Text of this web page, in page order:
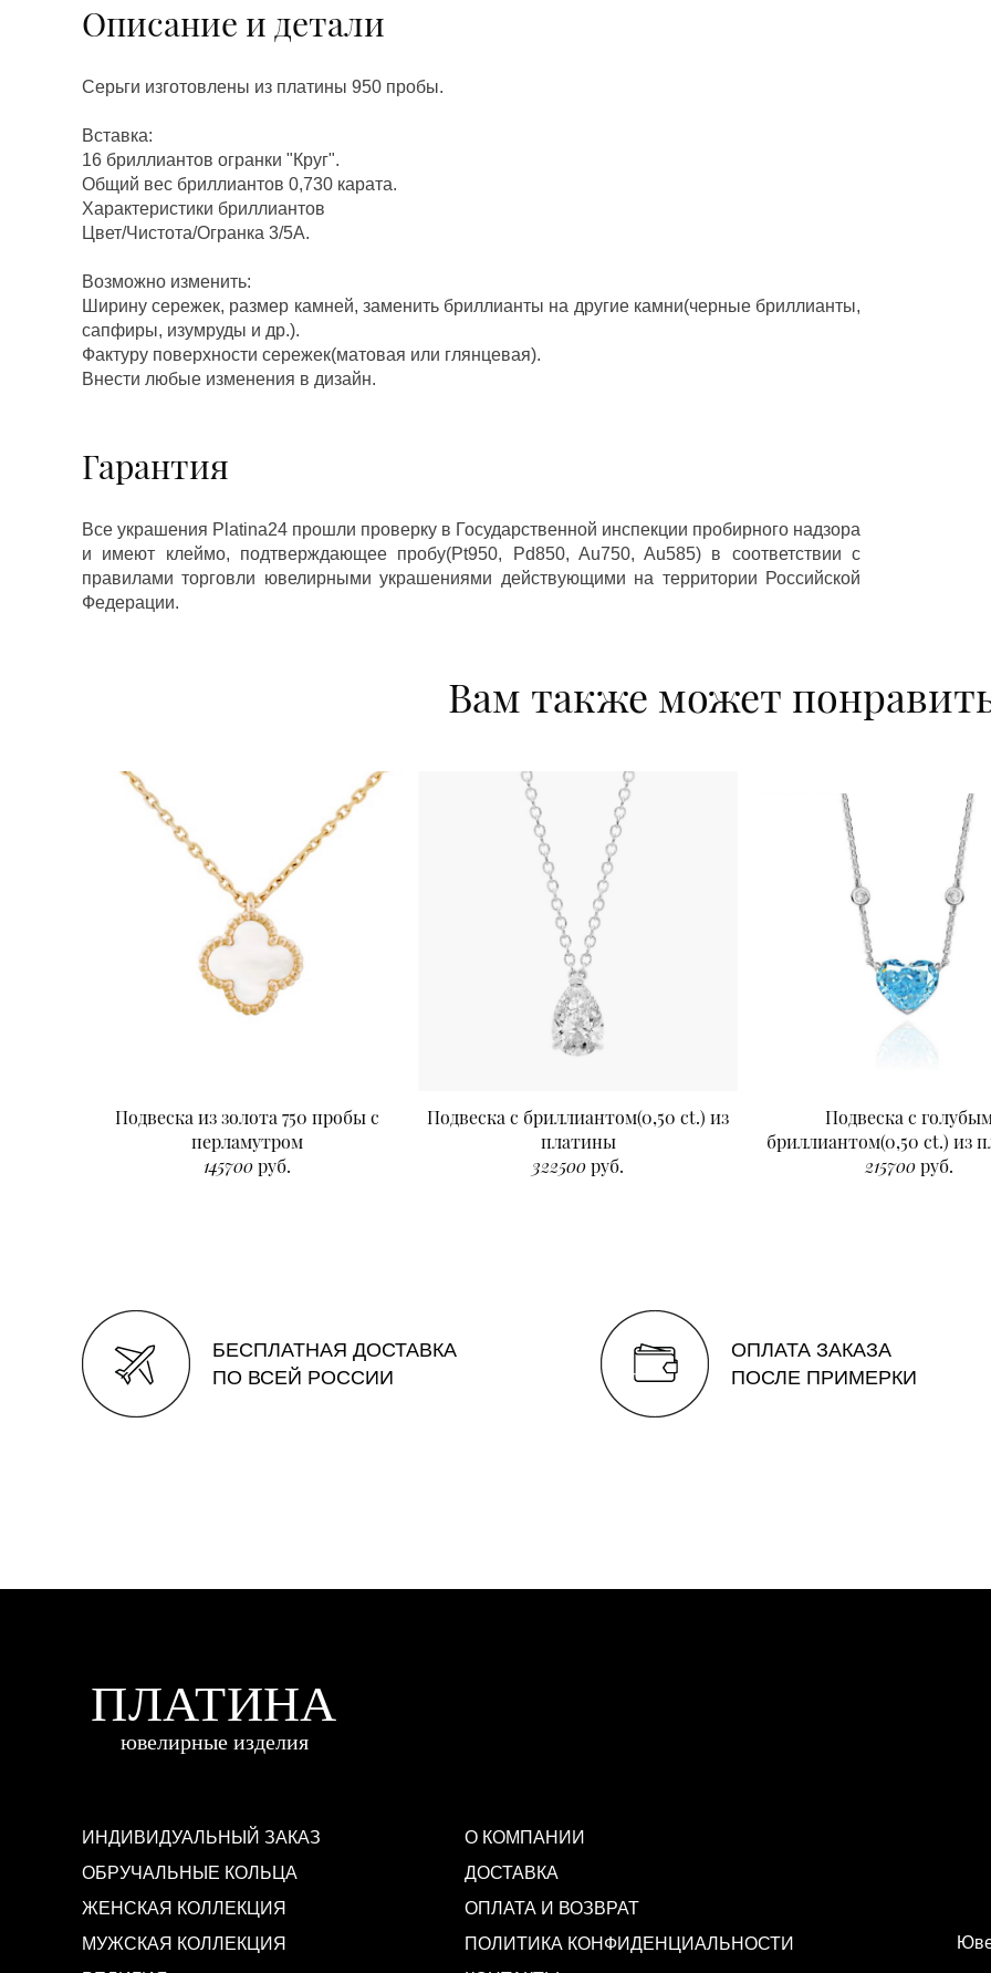
Описание и детали
Серьги изготовлены из платины 950 пробы.
Вставка:
16 бриллиантов огранки "Круг".
Общий вес бриллиантов 0,730 карата.
Характеристики бриллиантов
Цвет/Чистота/Огранка 3/5А.
Возможно изменить:
Ширину сережек, размер камней, заменить бриллианты на другие камни(черные бриллианты,
сапфиры, изумруды и др.).
Фактуру поверхности сережек(матовая или глянцевая).
Внести любые изменения в дизайн.
Гарантия
Все украшения Platina24 прошли проверку в Государственной инспекции пробирного надзора
и имеют клеймо, подтверждающее пробу(Pt950, Pd850, Au750, Au585) в соответствии с
правилами торговли ювелирными украшениями действующими на территории Российской
Федерации.
Вам также может
Подвеска из золота 750 пробы с
перламутром
145700руб.
Подвеска с бриллиантом(0,50 ct.) из
платины
322500руб.
Подвеска с
бриллиантом(0,50 ct.) из
215700руб.
БЕСПЛАТНАЯ ДОСТАВКА
ПО ВСЕЙ РОССИИ
ОПЛАТА ЗАКАЗА
ПОСЛЕ ПРИМЕРКИ
ИНДИВИДУАЛЬНЫЙ ЗАКАЗ
ОБРУЧАЛЬНЫЕ КОЛЬЦА
ЖЕНСКАЯ КОЛЛЕКЦИЯ
МУЖСКАЯ КОЛЛЕКЦИЯ
О КОМПАНИИ
ДОСТАВКА
ОПЛАТА И ВОЗВРАТ
ПОЛИТИКА КОНФИДЕНЦИАЛЬНОСТИ